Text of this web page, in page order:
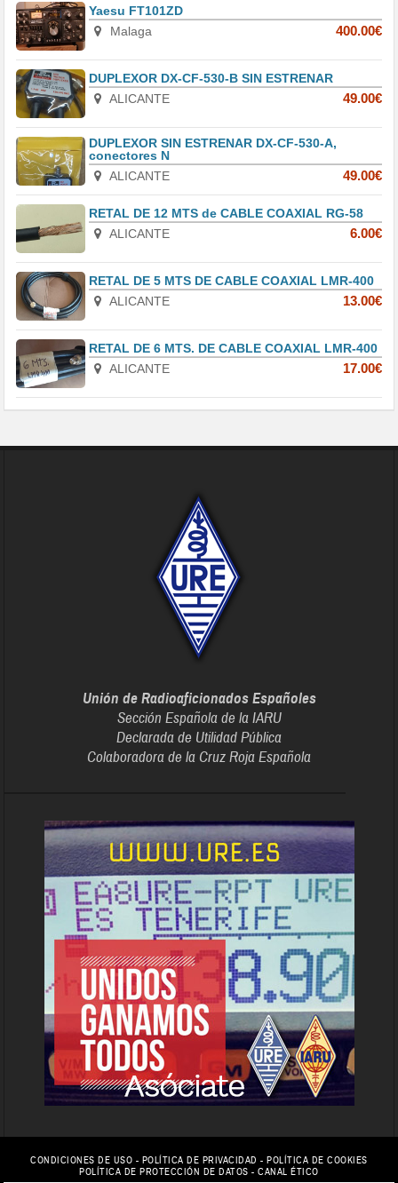
Yaesu FT101ZD
Malaga
400.00€
DUPLEXOR DX-CF-530-B SIN ESTRENAR
ALICANTE
49.00€
DUPLEXOR SIN ESTRENAR DX-CF-530-A,
conectores N
ALICANTE
49.00€
RETAL DE 12 MTS de CABLE COAXIAL RG-58
ALICANTE
6.00€
RETAL DE 5 MTS DE CABLE COAXIAL LMR-400
ALICANTE
13.00€
RETAL DE 6 MTS. DE CABLE COAXIAL LMR-400
ALICANTE
17.00€
Unión de Radioaficionados Españoles
Sección Española de la IARU
Declarada de Utilidad Pública
Colaboradora de la Cruz Roja Española
CONDICIONES DE USO - POLÍTICA DE PRIVACIDAD - POLÍTICA DE COOKIES
POLÍTICA DE PROTECCIÓN DE DATOS -CANAL ÉTICO